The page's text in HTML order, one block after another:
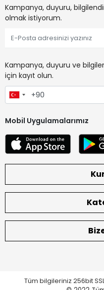
Kampanya, duyuru,
olmak istiyorum.
Kampanya, duyuru ve
için kayıt olun.
Mobil Uygulamalarımız
Tüm bilgileriniz 256bit